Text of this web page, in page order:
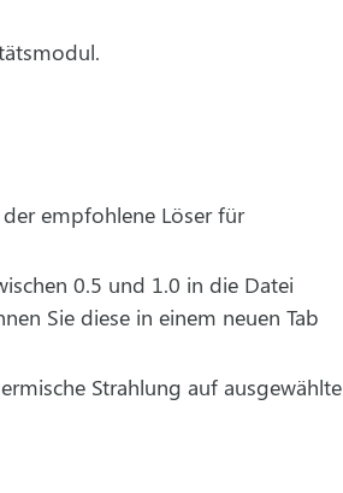
empfohlene Löser für
0.5 und 1.0 in die Datei
Sie diese in einem neuen Tab
Strahlung auf ausgewählte